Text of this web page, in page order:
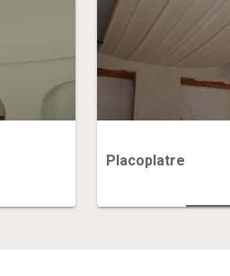
Placoplatre